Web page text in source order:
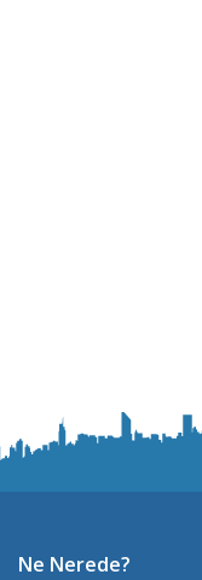
Ne Nerede?